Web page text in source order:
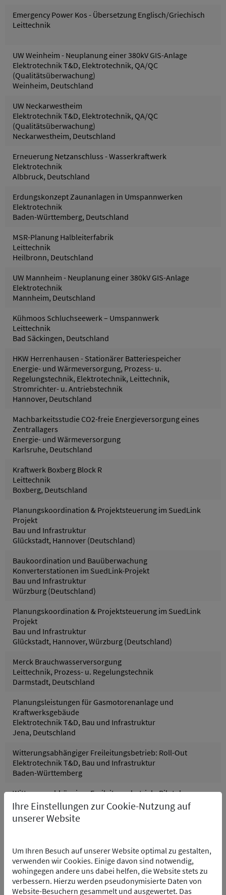
Emergency Power Kos - Übersetzung Englisch/Griechisch
Leittechnik
UW Weinheim - Neuplanung einer 380kV GIS-Anlage
Elektrotechnik T&D, Elektrotechnik, QA/QC
(Qualitätsüberwachung)
Weinheim, Deutschland
UW Neckarwestheim
Elektrotechnik T&D, Elektrotechnik, QA/QC
(Qualitätsüberwachung)
Neckarwestheim, Deutschland
Erneuerung Netzanschluss - Wasserkraftwerk
Elektrotechnik
Albbruck, Deutschland
Erdungskonzept Zaunanlagen in Umspannwerken
Elektrotechnik
Baden-Württemberg, Deutschland
MSR-Planung Halbleiterfabrik
Leittechnik
Heilbronn, Deutschland
UW Mannheim - Neuplanung einer 380kV GIS-Anlage
Elektrotechnik
Mannheim, Deutschland
Kühmoos Schluchseewerk – Umspannwerk
Leittechnik
Bad Säckingen, Deutschland
HKW Herrenhausen - Stationärer Batteriespeicher
Energie- und Wärmeversorgung, Prozess- u.
Regelungstechnik, Elektrotechnik, Leittechnik,
Stromrichter- u. Antriebstechnik
Hannover, Deutschland
Machbarkeitsstudie CO2-freie Energieversorgung eines
Zentrallagers
Energie- und Wärmeversorgung
Karlsruhe, Deutschland
Kraftwerk Boxberg Block R
Leittechnik
Boxberg, Deutschland
Planungskoordination & Projektsteuerung im SuedLink
Projekt
Bau und Infrastruktur
Glückstadt, Hannover (Deutschland)
Baukoordination und Bauüberwachung
Konverterstationen im SuedLink-Projekt
Bau und Infrastruktur
Würzburg (Deutschland)
Planungskoordination & Projektsteuerung im SuedLink
Projekt
Bau und Infrastruktur
Glückstadt, Hannover, Würzburg (Deutschland)
Merck Brauchwasserversorgung
Leittechnik, Prozess- u. Regelungstechnik
Darmstadt, Deutschland
Planungsleistungen für Gasmotorenanlage und
Kraftwerksgebäude
Elektrotechnik T&D, Bau und Infrastruktur
Jena, Deutschland
Witterungsabhängiger Freileitungsbetrieb: Roll-Out
Elektrotechnik T&D, Bau und Infrastruktur
Baden-Württemberg
Witterungsabhängiger Freileitungsbetrieb: Pilotphase
und Ausschreibung
Elektrotechnik T&D, Bau und Infrastruktur
Baden-Württemberg
Leittechnik, Prozess- u. Regelungstechnik
Grödig, Österreich
Kraftwerksgruppe Pfreimd - Wasserkraftwerk
Ihre Einstellungen zur Cookie-Nutzung auf
unserer Website
Um Ihren Besuch auf unserer Website optimal zu gestalten,
verwenden wir Cookies. Einige davon sind notwendig,
wohingegen andere uns dabei helfen, die Website stets zu
verbessern. Hierzu werden pseudonymisierte Daten von
Website-Besuchern gesammelt und ausgewertet. Das